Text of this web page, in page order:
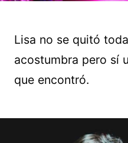
Lisa no se quitó
acostumbra pero sí
que encontró.